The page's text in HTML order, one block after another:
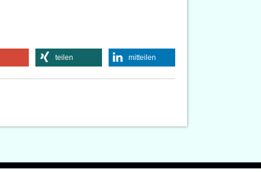
teilen mitteilen